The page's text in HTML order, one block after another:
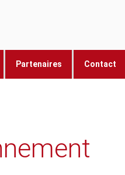
Partenaires Contact